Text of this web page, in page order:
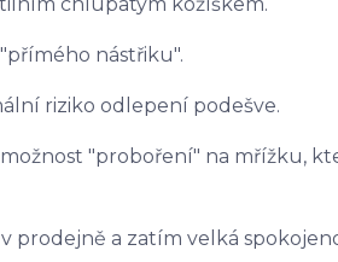
nástřiku".
riziko odlepení podešve.
"proboření" na mřížku,
prodejně a zatím velká